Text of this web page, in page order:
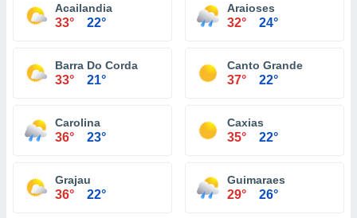
Acailandia
33° 22°
Araioses
32° 24°
Barra Do Corda
33° 21°
Canto Grande
37° 22°
Carolina
36° 23°
Caxias
35° 22°
Grajau
36° 22°
Guimaraes
29° 26°